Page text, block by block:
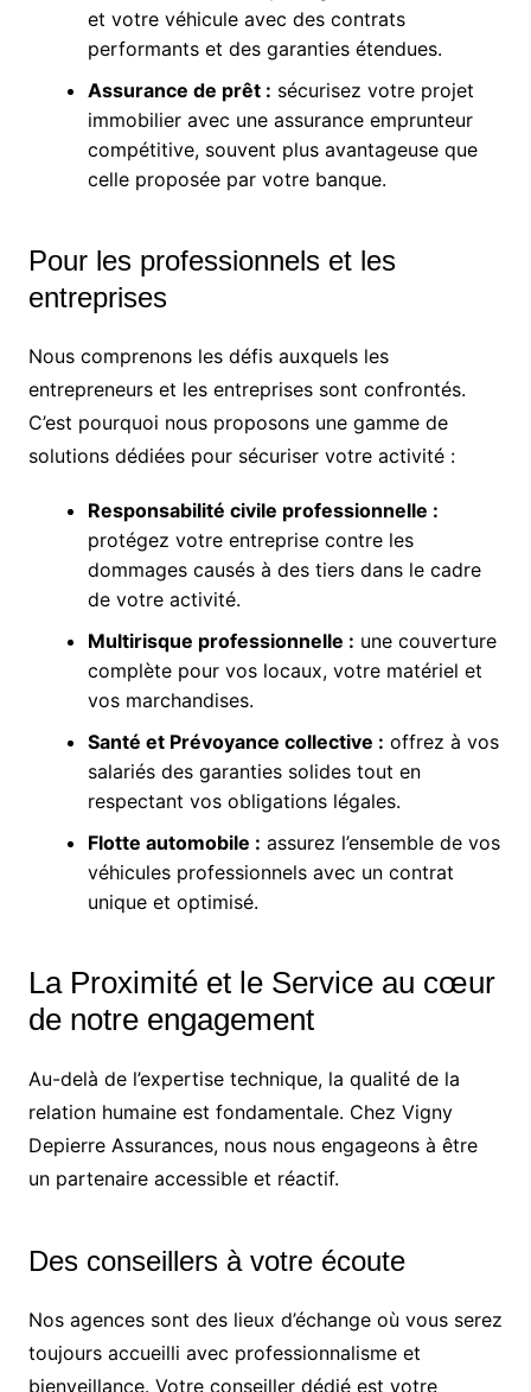
et votre véhicule avec des contrats
performants et des garanties étendues.
Assurance de prêt : sécurisez votre projet
immobilier avec une assurance emprunteur
compétitive, souvent plus avantageuse que
celle proposée par votre banque.
Pour les professionnels et les
entreprises
Nous comprenons les défis auxquels les
entrepreneurs et les entreprises sont confrontés.
C’est pourquoi nous proposons une gamme de
solutions dédiées pour sécuriser votre activité :
Responsabilité civile professionnelle :
protégez votre entreprise contre les
dommages causés à des tiers dans le cadre
de votre activité.
Multirisque professionnelle : une couverture
complète pour vos locaux, votre matériel et
vos marchandises.
Santé et Prévoyance collective : offrez à vos
salariés des garanties solides tout en
respectant vos obligations légales.
Flotte automobile : assurez l’ensemble de vos
véhicules professionnels avec un contrat
unique et optimisé.
La Proximité et le Service au cœur
de notre engagement
Au-delà de l’expertise technique, la qualité de la
relation humaine est fondamentale. Chez Vigny
Depierre Assurances, nous nous engageons à être
un partenaire accessible et réactif.
Des conseillers à votre écoute
Nos agences sont des lieux d’échange où vous serez
toujours accueilli avec professionnalisme et
bienveillance. Votre conseiller dédié est votre